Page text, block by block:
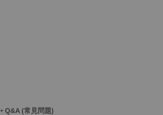
• Q&A (常見問題)